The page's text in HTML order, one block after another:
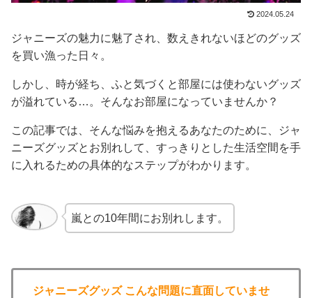
2024.05.24
ジャニーズの魅力に魅了され、数えきれないほどのグッズ
を買い漁った日々。
しかし、時が経ち、ふと気づくと部屋には使わないグッズ
が溢れている…。そんなお部屋になっていませんか？
この記事では、そんな悩みを抱えるあなたのために、ジャ
ニーズグッズとお別れして、すっきりとした生活空間を手
に入れるための具体的なステップがわかります。
嵐との10年間にお別れします。
ジャニーズグッズ こんな問題に直面していませ